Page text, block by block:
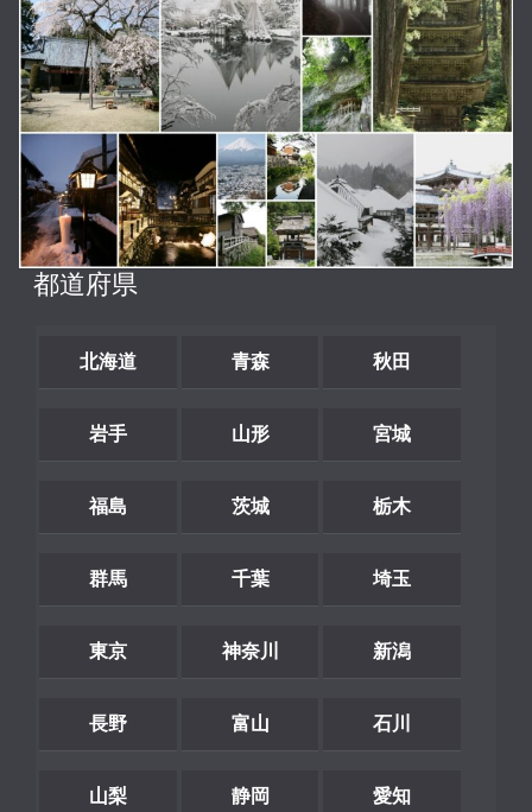
都道府県
北海道 青森 秋田
岩手 山形 宮城
福島 茨城 栃木
群馬 千葉 埼玉
東京 神奈川 新潟
長野 富山 石川
山梨 静岡 愛知